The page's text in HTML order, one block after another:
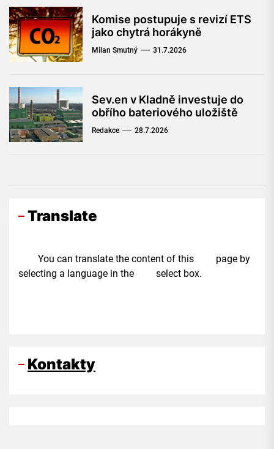
Komise postupuje s revizí ETS
jako chytrá horákyně
Milan Smutný 31.7.2026
Sev.en v Kladně investuje do
obřího bateriového uložiště
Redakce 28.7.2026
Translate
You can translate the content of this page by
selecting a language in the select box.
Kontakty